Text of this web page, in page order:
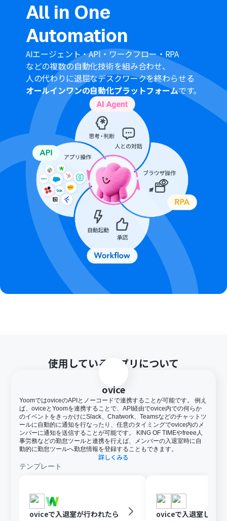
分岐はミニプラン以上のプランでご利用いただける機能
（オペレーション）となっております。フリープランの場
合は設定しているフローボットのオペレーションはエラ
ーとなりますので、ご注意ください。
ミニプランなどの有料プランは、2週間の無料トライアル
を行うことが可能です。無料トライアル中には制限対象の
アプリや機能（オペレーション）を使用することができ
ます。
All in One
Automation
AIエージェント・API・ワークフロー・RPA
などの複数の自動化技術を組み合わせ、
人の代わりに退屈なデスクワークを終わらせる
オールインワンの自動化プラットフォームです。
使用しているアプリについて
ovice
YoomではoviceのAPIとノーコードで連携することが可能です。 例え
ば、oviceとYoomを連携することで、API経由でovice内での何らか
のイベントをきっかけにSlack、Chatwork、Teamsなどのチャットツ
ールに自動的に通知を行なったり、任意のタイミングでovice内のメ
ンバーに通知を送信することが可能です。 KING OF TIMEやfreee人
事労務などの勤怠ツールと連携を行えば、メンバーの入退室時に自
動的に勤怠ツールへ勤怠情報を登録することもできます。
詳しくみる
テンプレート
oviceで入退室が行われたら
oviceで入退室した